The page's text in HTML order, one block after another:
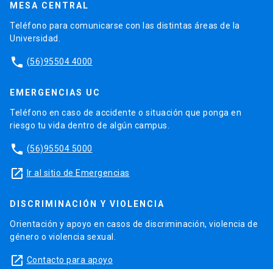
MESA CENTRAL
Teléfono para comunicarse con las distintas áreas de la
Universidad.
phone (56)95504 4000
EMERGENCIAS UC
Teléfono en caso de accidente o situación que ponga en
riesgo tu vida dentro de algún campus.
phone (56)95504 5000
launch Ir al sitio de Emergencias
DISCRIMINACIÓN Y VIOLENCIA
Orientación y apoyo en casos de discriminación, violencia de
género o violencia sexual.
launch Contacto para apoyo